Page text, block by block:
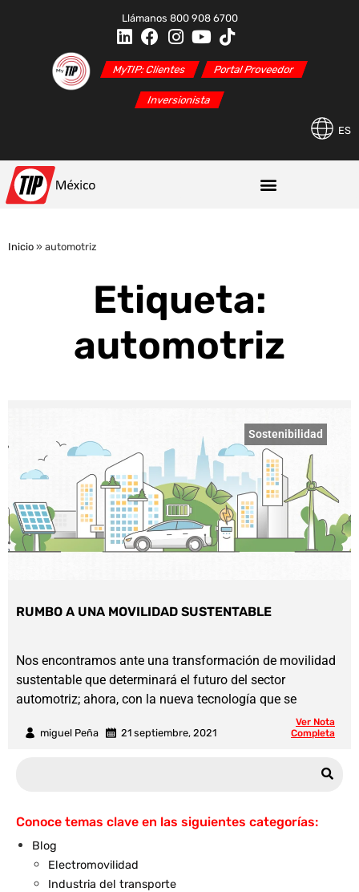
Llámanos 800 908 6700
MyTIP: Clientes Portal Proveedor
Inversionista
ES
Inicio » automotriz
Etiqueta:
automotriz
RUMBO A UNA MOVILIDAD SUSTENTABLE
miguel Peña 21 septiembre, 2021
Sostenibilidad
Nos encontramos ante una transformación de movilidad
sustentable que determinará el futuro del sector
automotriz; ahora, con la nueva tecnología que se
Ver Nota
Completa
Conoce temas clave en las siguientes categorías:
Blog
Electromovilidad
Industria del transporte